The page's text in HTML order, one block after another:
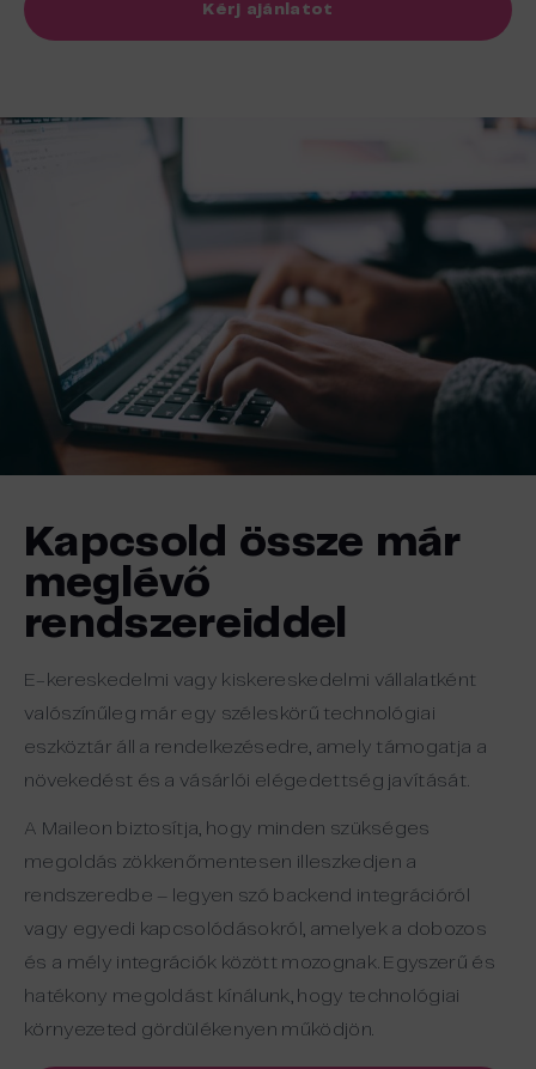
Kérj ajánlatot
Kapcsold össze már
meglévő
rendszereiddel
E-kereskedelmi vagy kiskereskedelmi vállalatként
valószínűleg már egy széleskörű technológiai
eszköztár áll a rendelkezésedre, amely támogatja a
növekedést és a vásárlói elégedettség javítását.
A Maileon biztosítja, hogy minden szükséges
megoldás zökkenőmentesen illeszkedjen a
rendszeredbe – legyen szó backend integrációról
vagy egyedi kapcsolódásokról, amelyek a dobozos
és a mély integrációk között mozognak. Egyszerű és
hatékony megoldást kínálunk, hogy technológiai
környezeted gördülékenyen működjön.